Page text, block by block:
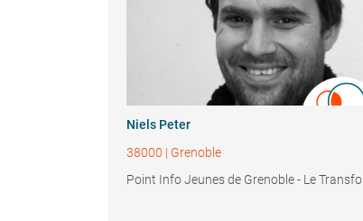
Niels Peter
38000 | Grenoble
Point Info Jeunes de Grenoble - Le Transfo